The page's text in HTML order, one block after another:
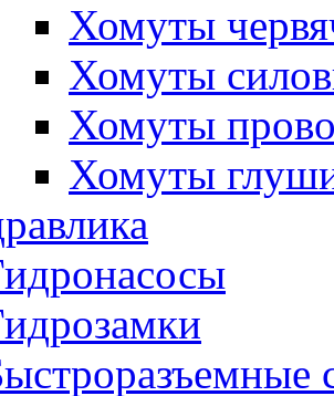
Хомуты
Хомуты
Хомуты
Хомуты